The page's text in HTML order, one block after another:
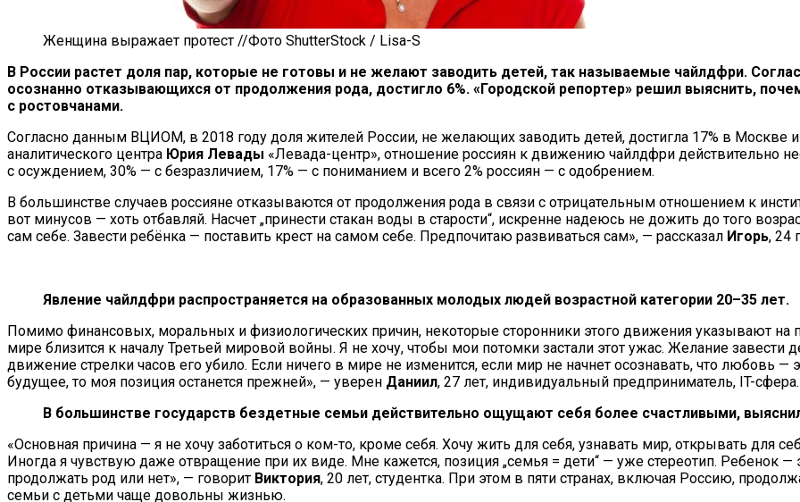
Женщина выражает протест //Фото ShutterStock / Lisa-S
В России растет доля пар, которые не готовы и не желают заводить детей, так называемые чайлдфри.
осознанно отказывающихся от продолжения рода, достигло 6%. «Городской репортер» решил выяснить,
с ростовчанами.
Согласно данным ВЦИОМ, в 2018 году доля жителей России, не желающих заводить детей, достигла 17% в Москве и
аналитического центра Юрия Левады «Левада-центр», отношение россиян к движению чайлдфри действительно
с осуждением, 30% — с безразличием, 17% — с пониманием и всего 2% россиян — с одобрением.
В большинстве случаев россияне отказываются от продолжения рода в связи с отрицательным отношением к
вот минусов — хоть отбавляй. Насчет „принести стакан воды в старости“, искренне надеюсь не дожить до того
сам себе. Завести ребёнка — поставить крест на самом себе. Предпочитаю развиваться сам», — рассказал Игорь, 24
Явление чайлдфри распространяется на образованных молодых людей возрастной категории 20–35 лет.
Помимо финансовых, моральных и физиологических причин, некоторые сторонники этого движения указывают на
мире близится к началу Третьей мировой войны. Я не хочу, чтобы мои потомки застали этот ужас. Желание завести
движение стрелки часов его убило. Если ничего в мире не изменится, если мир не начнет осознавать, что любовь
будущее, то моя позиция останется прежней», — уверен Даниил, 27 лет, индивидуальный предприниматель, IT-сфера.
В большинстве государств бездетные семьи действительно ощущают себя более счастливыми,
«Основная причина — я не хочу заботиться о ком-то, кроме себя. Хочу жить для себя, узнавать мир, открывать для
Иногда я чувствую даже отвращение при их виде. Мне кажется, позиция „семья = дети“ — уже стереотип.
продолжать род или нет», — говорит Виктория, 20 лет, студентка. При этом в пяти странах, включая Россию,
семьи с детьми чаще довольны жизнью.